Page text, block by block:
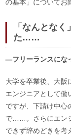
の基本」についてお
「なんとな
た……
―フリーランスにな
大学を卒業後、大阪
エンジニアとして働
ですが、下請け中心
で……。さらにエン
できず辞めどきを考